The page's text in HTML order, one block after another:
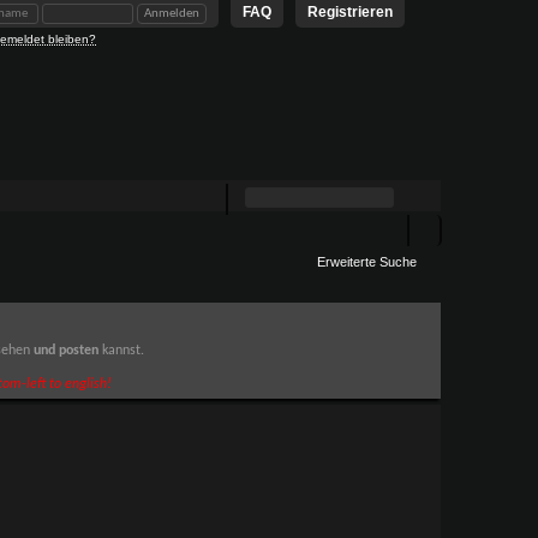
Registrieren
FAQ
bleiben?
Erweiterte Suche
und posten kannst.
left to english!